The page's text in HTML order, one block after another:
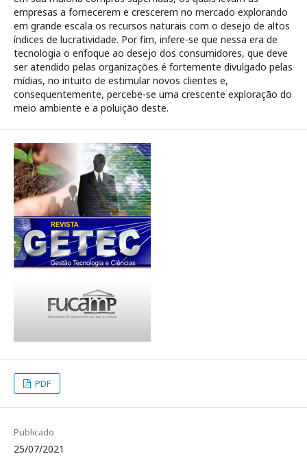
empresas a fornecerem e crescerem no mercado explorando
em grande escala os recursos naturais com o desejo de altos
índices de lucratividade. Por fim, infere-se que nessa era de
tecnologia o enfoque ao desejo dos consumidores, que deve
ser atendido pelas organizações é fortemente divulgado pelas
mídias, no intuito de estimular novos clientes e,
consequentemente, percebe-se uma crescente exploração do
meio ambiente e a poluição deste.
PDF
Publicado
25/07/2021